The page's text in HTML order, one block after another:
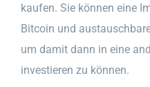
kaufen. Sie können eine
Bitcoin und
um damit dann in eine
investieren zu können.